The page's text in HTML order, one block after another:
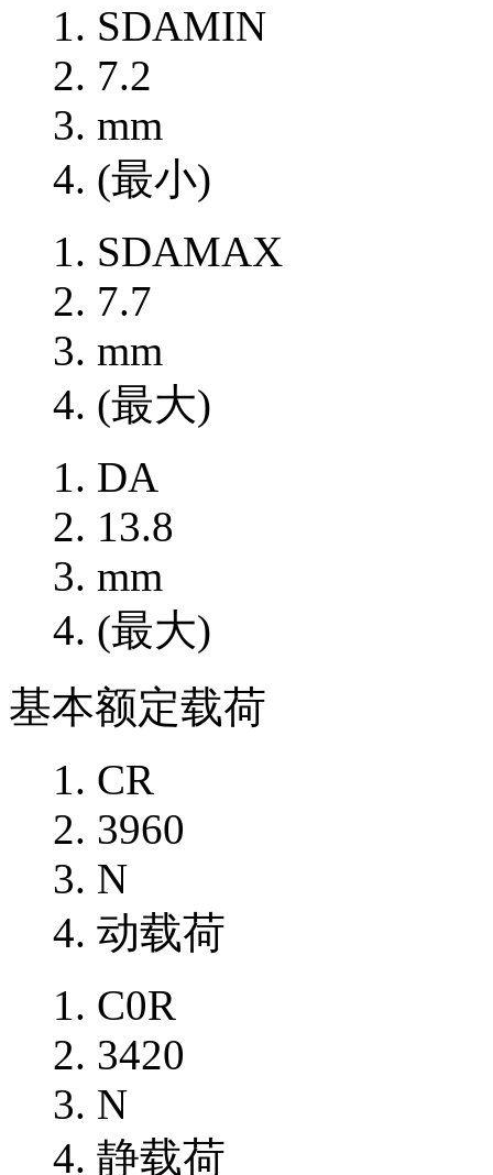
SDAMIN
7.2
mm
(最小)
SDAMAX
7.7
mm
(最大)
DA
13.8
mm
(最大)
基本额定载荷
CR
3960
N
动载荷
C0R
3420
N
静载荷